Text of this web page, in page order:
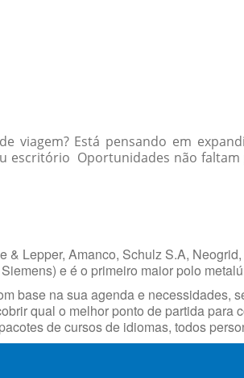
viagem? Está pensando em
escritório Oportunidades não
Lepper, Amanco, Schulz S.A,
e é o primeiro maior polo
base na sua agenda e necessidades,
qual o melhor ponto de partida para
de cursos de idiomas, todos